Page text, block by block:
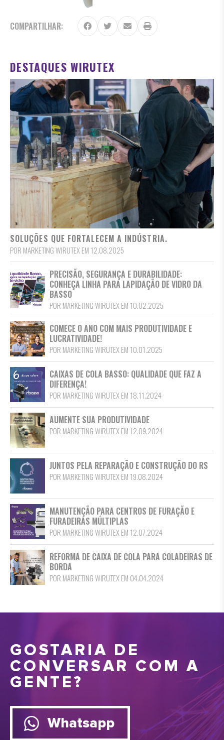
COMPARTILHAR:
DESTAQUES WIRUTEX
SOLUÇÕES QUE FORTALECEM A INDÚSTRIA.
POR MARKETING WIRUTEX EM 12.08.2025
PRECISÃO, SEGURANÇA E DURABILIDADE:
CONHEÇA LINHA PARA LAPIDAÇÃO DE VIDRO DA
BASSO
POR MARKETING WIRUTEX EM 10.02.2025
COMECE O ANO COM MAIS PRODUTIVIDADE E
LUCRATIVIDADE!
POR MARKETING WIRUTEX EM 10.01.2025
CAIXAS DE COLA BASSO: QUALIDADE QUE FAZ A
DIFERENÇA!
POR MARKETING WIRUTEX EM 18.11.2024
AUMENTE SUA PRODUTIVIDADE
POR MARKETING WIRUTEX EM 12.09.2024
JUNTOS PELA REPARAÇÃO E CONSTRUÇÃO DO RS
POR MARKETING WIRUTEX EM 19.08.2024
MANUTENÇÃO PARA CENTROS DE FURAÇÃO E
FURADEIRAS MÚLTIPLAS
POR MARKETING WIRUTEX EM 12.07.2024
REFORMA DE CAIXA DE COLA PARA COLADEIRAS DE
BORDA
POR MARKETING WIRUTEX EM 04.04.2024
GOSTARIA DE
CONVERSAR COM A
GENTE?
Whatsapp